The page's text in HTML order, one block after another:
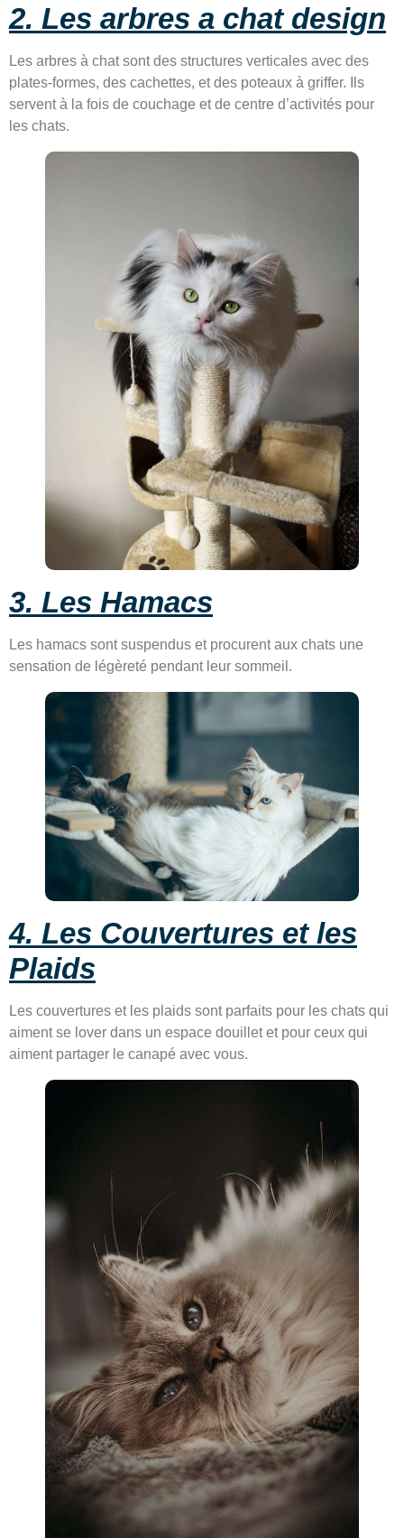
2. Les arbres a chat design
Les arbres à chat sont des structures verticales avec des
plates-formes, des cachettes, et des poteaux à griffer. Ils
servent à la fois de couchage et de centre d’activités pour
les chats.
3. Les Hamacs
Les hamacs sont suspendus et procurent aux chats une
sensation de légèreté pendant leur sommeil.
4. Les Couvertures et les
Plaids
Les couvertures et les plaids sont parfaits pour les chats qui
aiment se lover dans un espace douillet et pour ceux qui
aiment partager le canapé avec vous.